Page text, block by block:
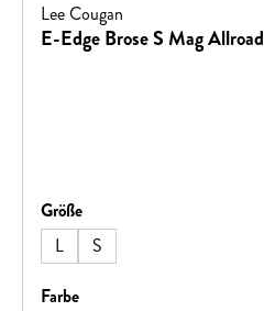
Lee Cougan
E-Edge Brose S Mag Allroad
Größeauswählen
L
S
Farbeauswählen